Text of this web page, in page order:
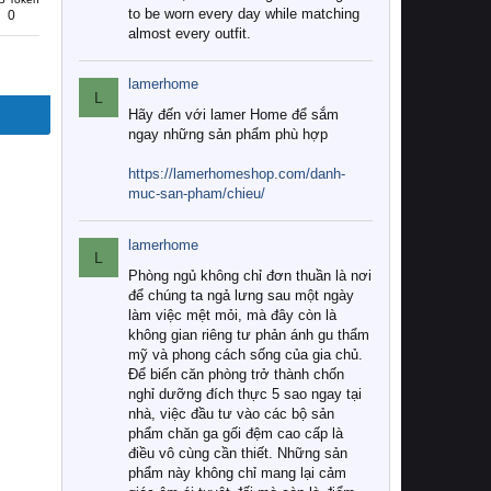
0
to be worn every day while matching
almost every outfit.
L
lamerhome
Hãy đến với lamer Home để sắm
ngay những sản phẩm phù hợp
https://lamerhomeshop.com/danh-
muc-san-pham/chieu/
L
lamerhome
Phòng ngủ không chỉ đơn thuần là nơi
để chúng ta ngả lưng sau một ngày
làm việc mệt mỏi, mà đây còn là
không gian riêng tư phản ánh gu thẩm
mỹ và phong cách sống của gia chủ.
Để biến căn phòng trở thành chốn
nghỉ dưỡng đích thực 5 sao ngay tại
nhà, việc đầu tư vào các bộ sản
phẩm chăn ga gối đệm cao cấp là
điều vô cùng cần thiết. Những sản
phẩm này không chỉ mang lại cảm